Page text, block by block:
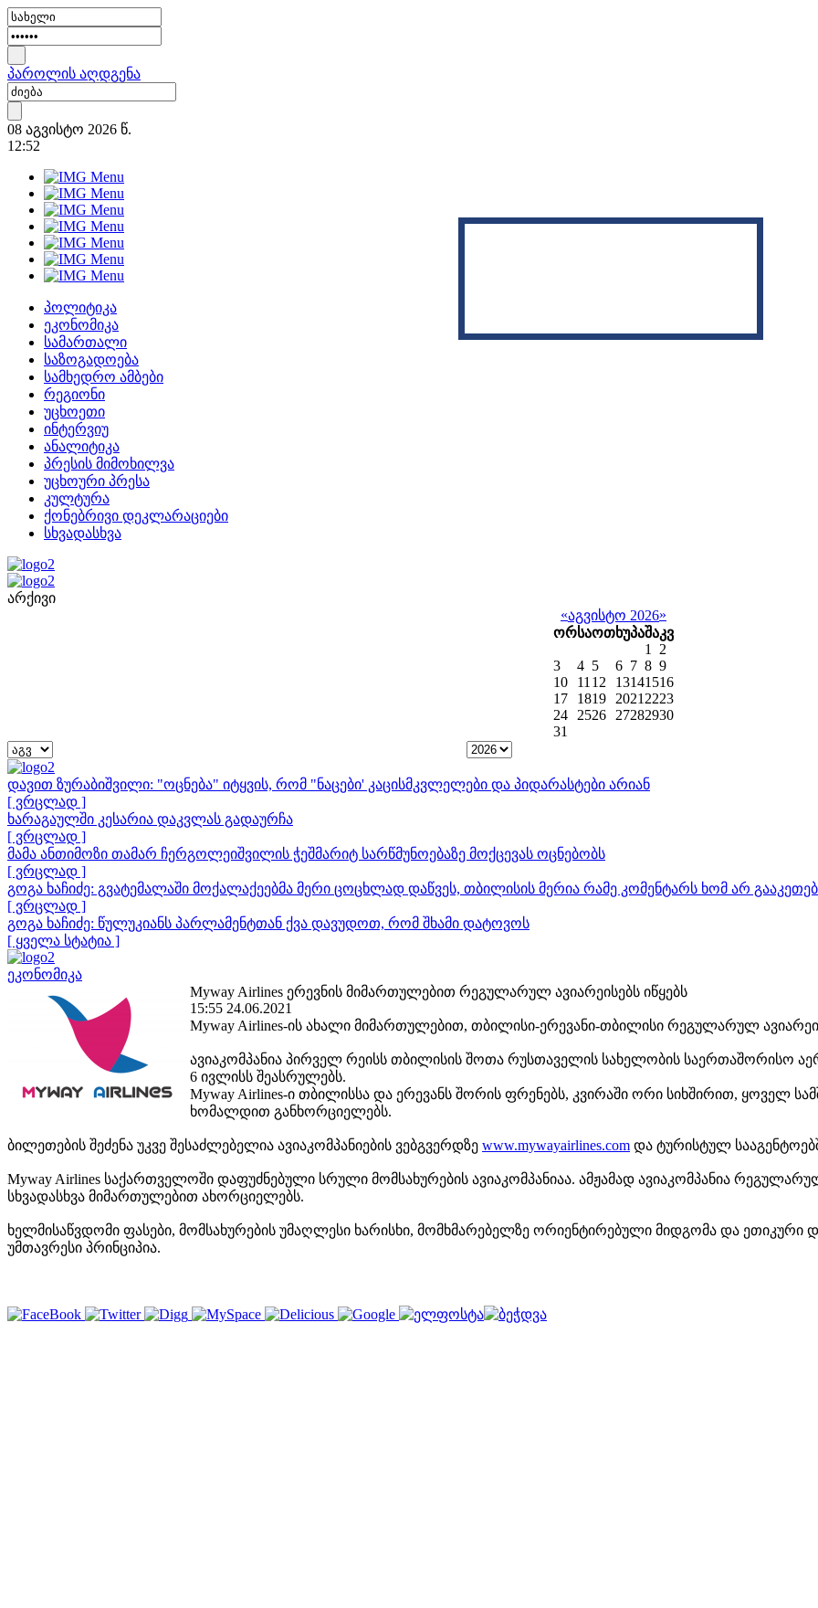
პაროლის აღდგენა
08 აგვისტო 2026 წ.
12:52
პოლიტიკა
ეკონომიკა
სამართალი
საზოგადოება
სამხედრო ამბები
რეგიონი
უცხოეთი
ინტერვიუ
ანალიტიკა
პრესის მიმოხილვა
უცხოური პრესა
კულტურა
ქონებრივი დეკლარაციები
სხვადასხვა
არქივი
«აგვისტო 2026»
ორსაოთხუპაშაკვ
1
2
3
4 5 6 7 8 9
10
11 12 13141516
17
1819 2021 2223
24
2526 27282930
31
დავით ზურაბიშვილი: "ოცნება" იტყვის, რომ "ნაცები' კაცისმკვლელები და პიდარასტები არიან
[ ვრცლად ]
ხარაგაულში კესარია დაკვლას გადაურჩა
[ ვრცლად ]
მამა ანთიმოზი თამარ ჩერგოლეიშვილის ჭეშმარიტ სარწმუნოებაზე მოქცევას ოცნებობს
[ ვრცლად ]
გოგა ხაჩიძე: გვატემალაში მოქალაქეებმა მერი ცოცხლად დაწვეს, თბილისის მერია რამე კომენტარს ხომ არ
[ ვრცლად ]
გოგა ხაჩიძე: წულუკიანს პარლამენტთან ქვა დავუდოთ, რომ შხამი დატოვოს
[ ყველა სტატია ]
ეკონომიკა
Myway Airlines ერევნის მიმართულებით რეგულარულ ავიარეისებს იწყებს
15:55 24.06.2021
Myway Airlines-ის ახალი მიმართულებით, თბილისი-ერევანი-თბილისი რეგულარულ
ავიაკომპანია პირველ რეისს თბილისის შოთა რუსთაველის სახელობის საერთაშორისო
6 ივლისს შეასრულებს.
Myway Airlines-ი თბილისსა და ერევანს შორის ფრენებს, კვირაში ორი სიხშირით, ყოველ
ხომალდით განხორციელებს.
ბილეთების შეძენა უკვე შესაძლებელია ავიაკომპანიების ვებგვერდზე www.mywayairlines.com და ტურისტულ
Myway Airlines საქართველოში დაფუძნებული სრული მომსახურების ავიაკომპანიაა. ამჟამად ავიაკომპანია
სხვადასხვა მიმართულებით ახორციელებს.
ხელმისაწვდომი ფასები, მომსახურების უმაღლესი ხარისხი, მომხმარებელზე ორიენტირებული მიდგომა და ეთიკური
უმთავრესი პრინციპია.